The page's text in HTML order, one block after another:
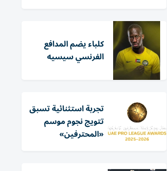
كلباء يضم المدافع
الفرنسي سيسيه
تجربة استثنائية تسبق
تتويج نجوم موسم
«المحترفين»